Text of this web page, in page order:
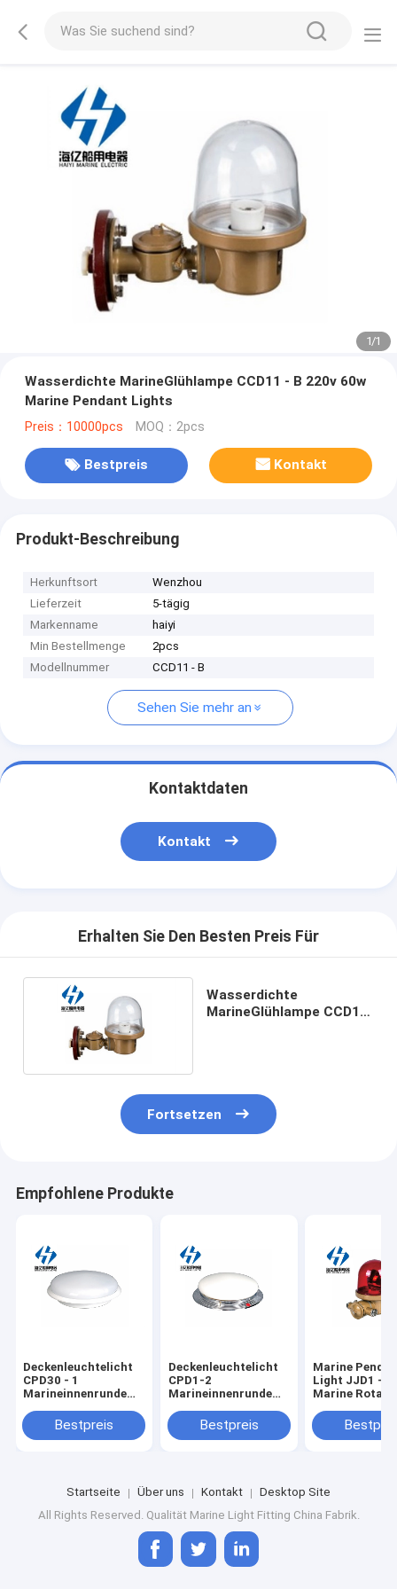
1/1
Wasserdichte MarineGlühlampe CCD11 - B 220v 60w
Marine Pendant Lights
Preis：10000pcs MOQ：2pcs
Bestpreis Kontakt
Produkt-Beschreibung
Herkunftsort
Wenzhou
Lieferzeit
5-tägig
Markenname
haiyi
Min Bestellmenge
2pcs
Modellnummer
CCD11 - B
Sehen Sie mehr an
Kontaktdaten
Kontakt
Erhalten Sie Den Besten Preis Für
Wasserdichte
MarineGlühlampe CCD11
Fortsetzen
Empfohlene Produkte
Deckenleuchtelicht
CPD30 - 1
Marineinnenrunde
Lights IP20
weißglühendes
Bestpreis
Deckenleuchtelicht
CPD1-2
Marineinnenrunde
Lights IP20
weißglühendes
Bestpreis
Marine
Light JJD1 - 1
Marine
Stainless-
hohen
Startseite Über uns Kontakt
Desktop Site
All Rights Reserved. Qualität Marine Light Fitting China Fabrik.